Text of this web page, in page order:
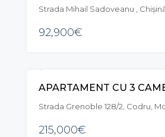
Strada Mihail Sadoveanu ,
92,900€
Strada Grenoble 128/2, Codru,
215,000€